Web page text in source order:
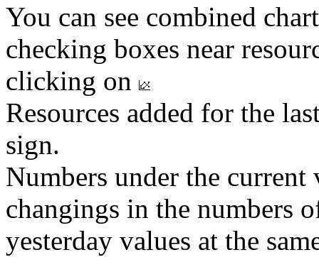
You can see combined
checking boxes near
clicking on
Resources added for the
sign.
Numbers under the
changings in the numbers
yesterday values at the